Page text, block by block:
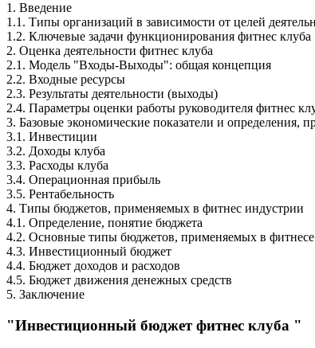
1. Введение
1.1. Типы организаций в зависимости от целей
1.2. Ключевые задачи функционирования фитнес клуба
2. Оценка деятельности фитнес клуба
2.1. Модель "Входы-Выходы": общая концепция
2.2. Входные ресурсы
2.3. Результаты деятельности (выходы)
2.4. Параметры оценки работы руководителя фитнес
3. Базовые экономические показатели и определения,
3.1. Инвестиции
3.2. Доходы клуба
3.3. Расходы клуба
3.4. Операционная прибыль
3.5. Рентабельность
4. Типы бюджетов, применяемых в фитнес индустрии
4.1. Определение, понятие бюджета
4.2. Основные типы бюджетов, применяемых в фитнесе
4.3. Инвестиционный бюджет
4.4. Бюджет доходов и расходов
4.5. Бюджет движения денежных средств
5. Заключение
"Инвестиционный бюджет фитнес клуба "